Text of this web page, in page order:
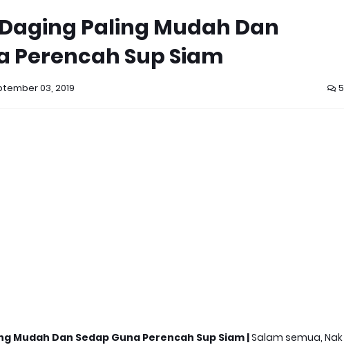
Paling Mudah Dan
Perencah Sup Siam
03, 2019 5
Mudah Dan Sedap Guna Perencah Sup Siam |Salam semua, Nak